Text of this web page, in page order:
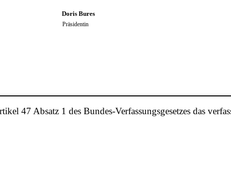
Bures
47 Absatz 1 des Bundes-Verfassungsgesetzes das